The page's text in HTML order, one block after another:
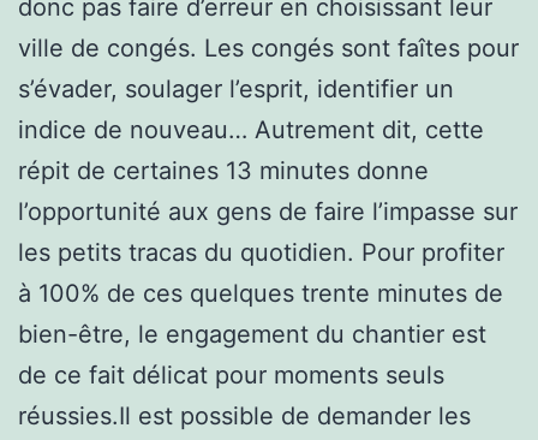
donc pas faire d’erreur en choisissant leur
ville de congés. Les congés sont faîtes pour
s’évader, soulager l’esprit, identifier un
indice de nouveau… Autrement dit, cette
répit de certaines 13 minutes donne
l’opportunité aux gens de faire l’impasse sur
les petits tracas du quotidien. Pour profiter
à 100% de ces quelques trente minutes de
bien-être, le engagement du chantier est
de ce fait délicat pour moments seuls
réussies.Il est possible de demander les